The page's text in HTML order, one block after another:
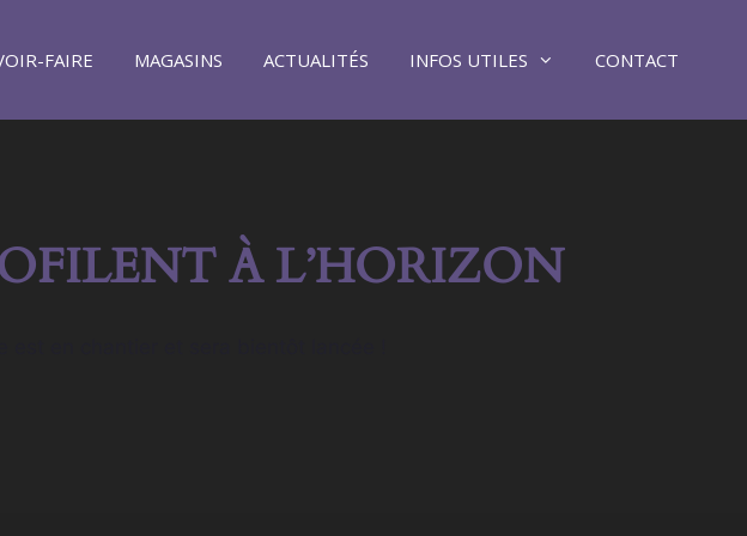
FAIRE MAGASINS ACTUALITÉS INFOS UTILES CONTACT
À L’HORIZON